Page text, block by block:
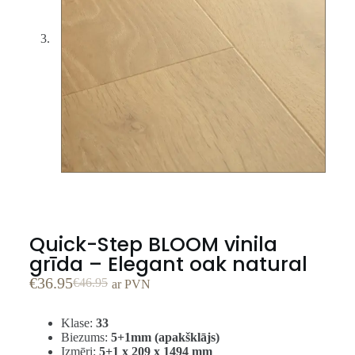
Quick-Step BLOOM vinila
grīda – Elegant oak natural
€46.95
€36.95 ar PVN
Klase: 33
Biezums: 5+1mm (apakšklājs)
Izmēri: 5+1 x 209 x 1494 mm